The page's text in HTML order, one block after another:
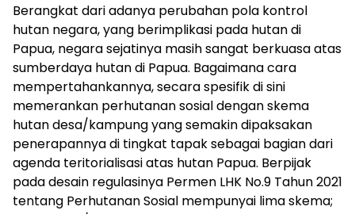
Berangkat dari adanya perubahan pola kontrol
hutan negara, yang berimplikasi pada hutan di
Papua, negara sejatinya masih sangat berkuasa atas
sumberdaya hutan di Papua. Bagaimana cara
mempertahankannya, secara spesifik di sini
memerankan perhutanan sosial dengan skema
hutan desa/kampung yang semakin dipaksakan
penerapannya di tingkat tapak sebagai bagian dari
agenda teritorialisasi atas hutan Papua. Berpijak
pada desain regulasinya Permen LHK No.9 Tahun 2021
tentang Perhutanan Sosial mempunyai lima skema;